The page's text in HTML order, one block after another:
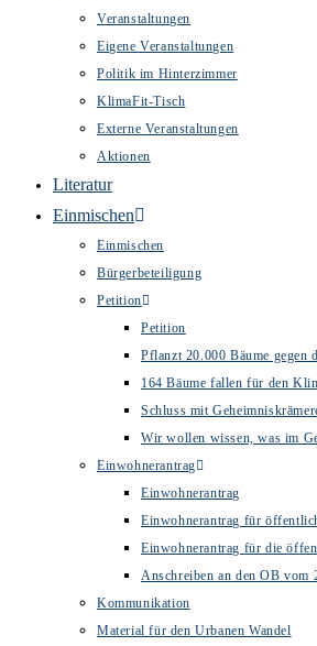
Veranstaltungen
Eigene Veranstaltungen
Politik im Hinterzimmer
KlimaFit-Tisch
Externe Veranstaltungen
Aktionen
Literatur
Einmischen
Einmischen
Bürgerbeteiligung
Petition
Petition
Pflanzt 20.000 Bäume gegen
164 Bäume fallen für den
Schluss mit
Wir wollen wissen, was im
Einwohnerantrag
Einwohnerantrag
Einwohnerantrag für
Einwohnerantrag für die
Anschreiben an den OB vom
Kommunikation
Material für den Urbanen Wandel